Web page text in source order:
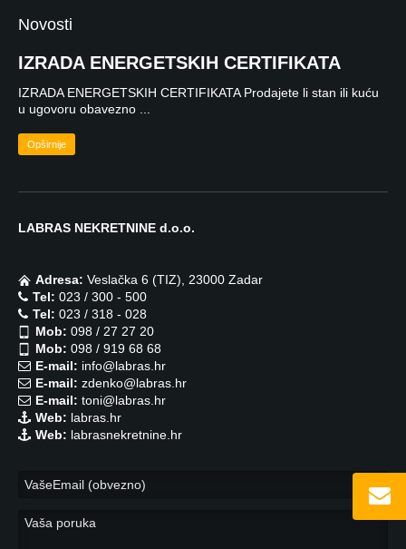
Novosti
IZRADA ENERGETSKIH CERTIFIKATA
IZRADA ENERGETSKIH CERTIFIKATA Prodajete li stan ili kuću
u ugovoru obavezno ...
Opširnije
LABRAS NEKRETNINE d.o.o.
Adresa: Veslačka 6 (TIZ), 23000 Zadar
Tel: 023 / 300 - 500
Tel: 023 / 318 - 028
Mob: 098 / 27 27 20
Mob: 098 / 919 68 68
E-mail: info@labras.hr
E-mail: zdenko@labras.hr
E-mail: toni@labras.hr
Web: labras.hr
Web: labrasnekretnine.hr